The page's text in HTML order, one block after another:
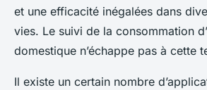
et une efficacité inégalées dans
vies. Le suivi de la consommation
domestique n’échappe pas à cette
Il existe un certain nombre